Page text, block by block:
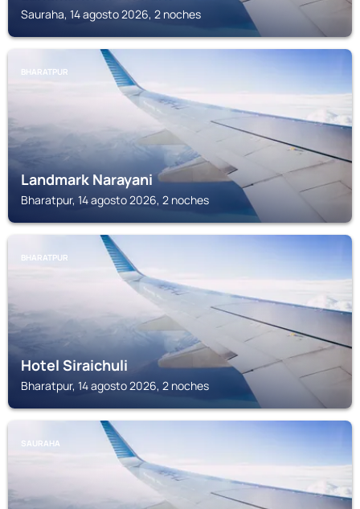
Sauraha, 14 agosto 2026, 2 noches
BHARATPUR
Landmark Narayani
Bharatpur, 14 agosto 2026, 2 noches
BHARATPUR
Hotel Siraichuli
Bharatpur, 14 agosto 2026, 2 noches
SAURAHA